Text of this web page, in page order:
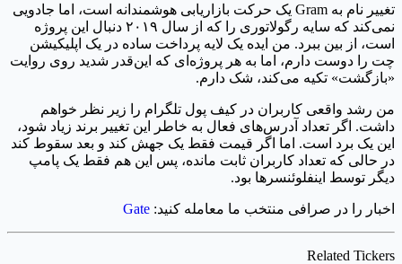
تغییر نام به Gram یک حرکت بازاریابی هوشمندانه است، اما جادویی
نمی‌کند که سایه رگولاتوری را که از سال ۲۰۱۹ دنبال این پروژه
است، از بین ببرد. من ایده یک لایه پرداخت ساده در یک اپلیکیشن
چت را دوست دارم، اما به هر پروژه‌ای که این‌قدر شدید روی روایت
«بازگشت» تکیه می‌کند، شک دارم.
من رشد واقعی کاربران در کیف پول تلگرام را زیر نظر خواهم
داشت. اگر تعداد آدرس‌های فعال به خاطر این تغییر برند زیاد شود،
این یک برد است. اما اگر قیمت فقط یک جهش کند و بعد سقوط کند
در حالی که تعداد کاربران ثابت مانده، پس این هم فقط یک پامپ
دیگر توسط اینفلوئنسرها بود.
اخبار را در صرافی منتخب ما معامله کنید: Gate
Related Tickers